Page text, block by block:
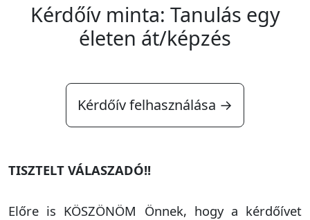
Kérdőív minta: Tanulás egy
életen át/képzés
Kérdőív felhasználása →
TISZTELT VÁLASZADÓ!!
Előre is KÖSZÖNÖM Önnek, hogy a kérdőívet